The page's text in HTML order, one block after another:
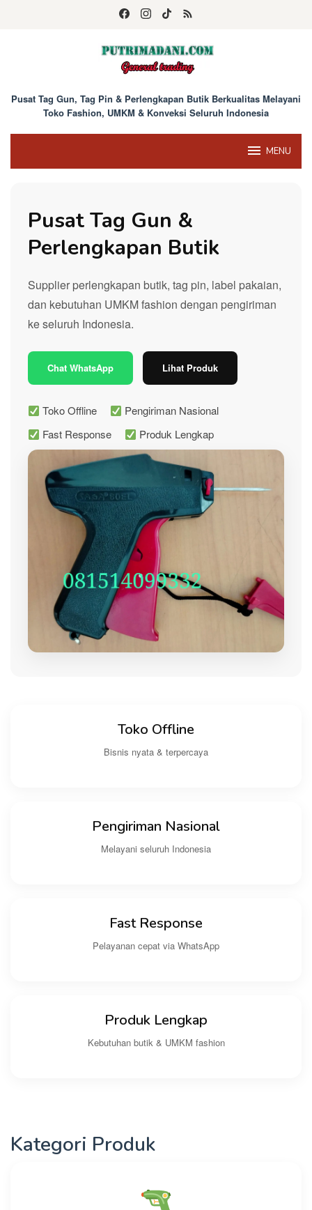
Pusat Tag Gun, Tag Pin & Perlengkapan Butik Berkualitas Melayani
Toko Fashion, UMKM & Konveksi Seluruh Indonesia
MENU
Pusat Tag Gun &
Perlengkapan Butik
Supplier perlengkapan butik, tag pin, label pakaian,
dan kebutuhan UMKM fashion dengan pengiriman
ke seluruh Indonesia.
Chat WhatsApp Lihat Produk
Toko Offline
Pengiriman Nasional
Fast Response
Produk Lengkap
Toko Offline
Bisnis nyata & terpercaya
Pengiriman Nasional
Melayani seluruh Indonesia
Fast Response
Pelayanan cepat via WhatsApp
Produk Lengkap
Kebutuhan butik & UMKM fashion
Kategori Produk